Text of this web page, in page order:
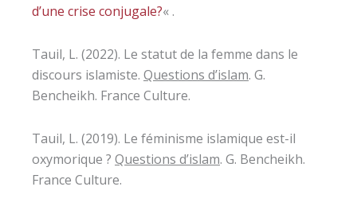
d’une crise conjugale?« .
Tauil, L. (2022). Le statut de la femme dans le
discours islamiste. Questions d’islam. G.
Bencheikh. France Culture.
Tauil, L. (2019). Le féminisme islamique est-il
oxymorique ? Questions d’islam. G. Bencheikh.
France Culture.